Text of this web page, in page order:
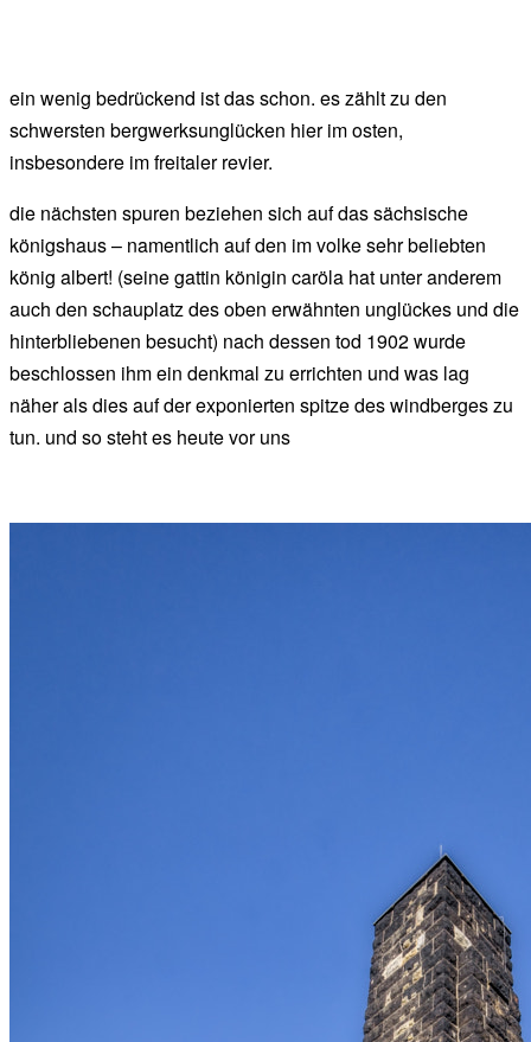
ein wenig bedrückend ist das schon. es zählt zu den
schwersten bergwerksunglücken hier im osten,
insbesondere im freitaler revier.
die nächsten spuren beziehen sich auf das sächsische
königshaus – namentlich auf den im volke sehr beliebten
könig albert! (seine gattin königin caröla hat unter anderem
auch den schauplatz des oben erwähnten unglückes und die
hinterbliebenen besucht) nach dessen tod 1902 wurde
beschlossen ihm ein denkmal zu errichten und was lag
näher als dies auf der exponierten spitze des windberges zu
tun. und so steht es heute vor uns